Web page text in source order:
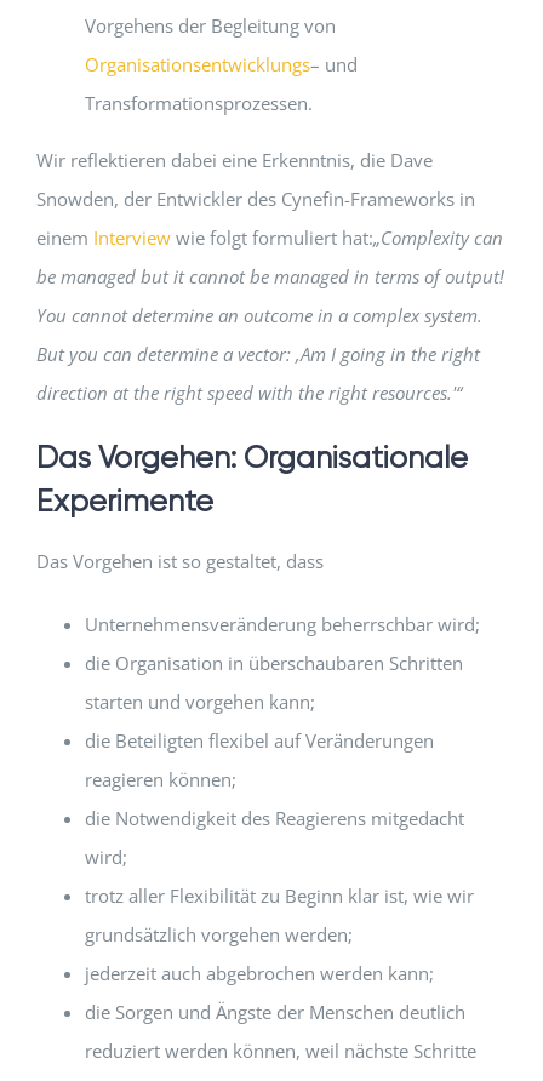
Vorgehens der Begleitung von
Organisationsentwicklungs– und
Transformationsprozessen.
Wir reflektieren dabei eine Erkenntnis, die Dave
Snowden, der Entwickler des Cynefin-Frameworks in
einem Interviewwie folgt formuliert hat:„Complexity can
be managed but it cannot be managed in terms of output!
You cannot determine an outcome in a complex system.
But you can determine a vector: ‚Am I going in the right
direction at the right speed with the right resources.'“
Das Vorgehen: Organisationale
Experimente
Das Vorgehen ist so gestaltet, dass
Unternehmensveränderung beherrschbar wird;
die Organisation in überschaubaren Schritten
starten und vorgehen kann;
die Beteiligten flexibel auf Veränderungen
reagieren können;
die Notwendigkeit des Reagierens mitgedacht
wird;
trotz aller Flexibilität zu Beginn klar ist, wie wir
grundsätzlich vorgehen werden;
jederzeit auch abgebrochen werden kann;
die Sorgen und Ängste der Menschen deutlich
reduziert werden können, weil nächste Schritte